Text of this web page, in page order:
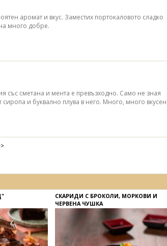
аромат и вкус. Заместих портокаловото сладко
много добре.
със сметана и мента е превъзходно. Само не зная
сиропа и буквално плува в него. Много, много вкусен
СКАРИДИ С БРОКОЛИ, МОРКОВИ И
ЧЕРВЕНА ЧУШКА